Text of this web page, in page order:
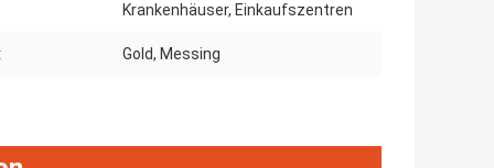
Krankenhäuser, Einkaufszentren
Gold, Messing